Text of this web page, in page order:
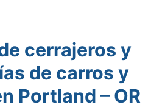
cerrajeros y
de carros y
Portland – OR